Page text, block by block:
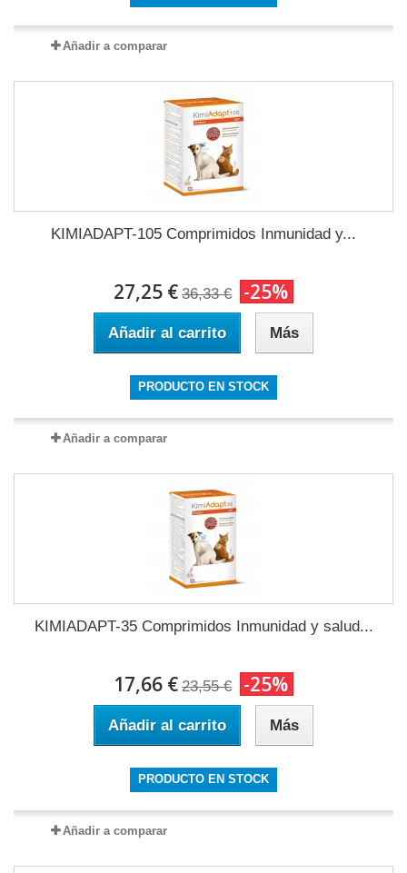
Añadir a comparar
KIMIADAPT-105 Comprimidos Inmunidad y...
27,25 € 36,33 € -25%
Añadir al carrito Más
PRODUCTO EN STOCK
Añadir a comparar
KIMIADAPT-35 Comprimidos Inmunidad y salud...
17,66 € 23,55 € -25%
Añadir al carrito Más
PRODUCTO EN STOCK
Añadir a comparar